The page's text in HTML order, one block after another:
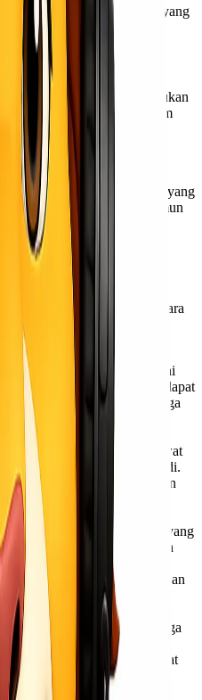
lainnya dengan jadwal yang
Antar Wilayah
ke negara lain. Tentu ini bukan
menyulitkan pengirim
jenazahnya ke lokasi
sangat membantu dalam
solusi tepat bagi Anda yang
dalam hitungan jam. Namun
udara tidak luput dari
Lewat Udara
melalui Cargo udara antara
sebagian orang dalam
adalah mahalnya biaya. Hal ini
dan banyaknya lokasi yang dapat
sehingga mempengaruhi harga
jenazah dengan pesawat
cuaca buruk dan pesawat
pengiriman dapat terjadi.
keterlambatan pengiriman
bandara kecil: Meskipun
lokasi pendaratan yang
bandara yang digunakan
pesawat tidak dapat
Ambil di bandara dengan
pesawat.
tinggi: Penggunaan Cargo
polusi udara berlebih sehingga
udara. Selain itu, pesawat
keras dan bising, terutama saat